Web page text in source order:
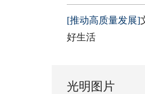
[推动高质量发展]
好生活
光明图片